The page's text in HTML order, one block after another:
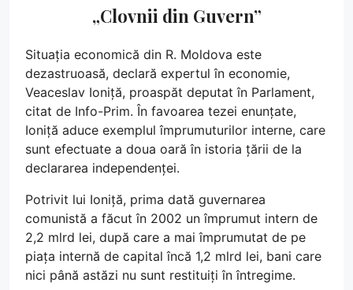
„Clovnii din Guvern”
Situația economică din R. Moldova este
dezastruoasă, declară expertul în economie,
Veaceslav Ioniță, proaspăt deputat în Parlament,
citat de Info-Prim. În favoarea tezei enunțate,
Ioniță aduce exemplul împrumuturilor interne, care
sunt efectuate a doua oară în istoria țării de la
declararea independenței.
Potrivit lui Ioniță, prima dată guvernarea
comunistă a făcut în 2002 un împrumut intern de
2,2 mlrd lei, după care a mai împrumutat de pe
piața internă de capital încă 1,2 mlrd lei, bani care
nici până astăzi nu sunt restituiți în întregime.